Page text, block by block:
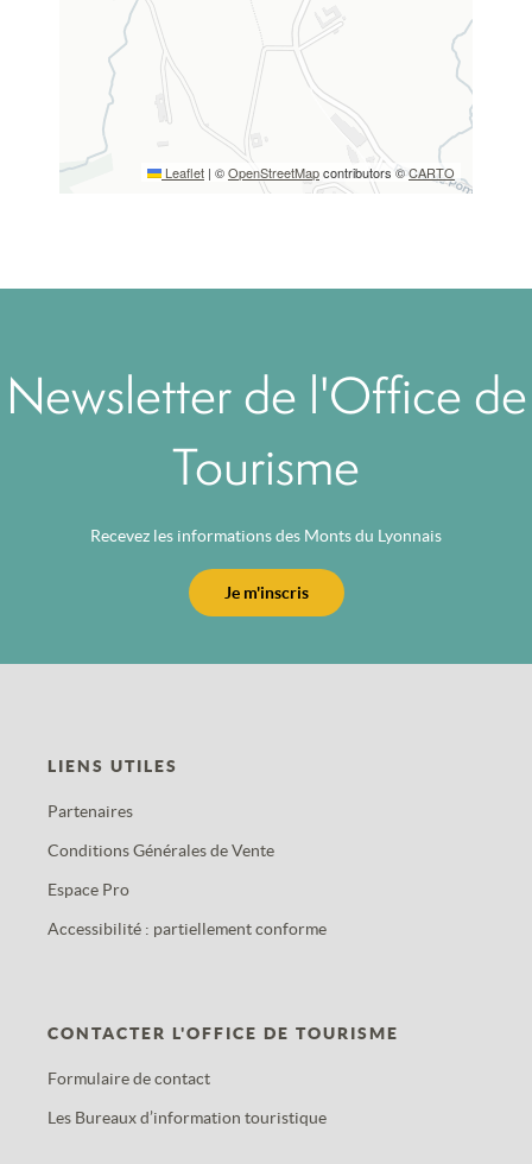
Leaflet | ©OpenStreetMapcontributors ©CARTO
Newsletter de l'Office de
Tourisme
Recevez les informations des Monts du Lyonnais
Je m'inscris
LIENS UTILES
Partenaires
Conditions Générales de Vente
Espace Pro
Accessibilité : partiellement conforme
CONTACTER L'OFFICE DE TOURISME
Formulaire de contact
Les Bureaux d’information touristique